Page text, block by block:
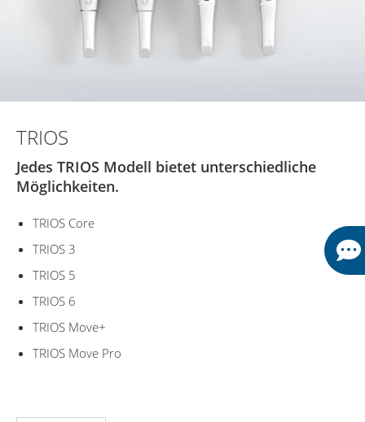
TRIOS
Jedes TRIOS Modell bietet unterschiedliche
Möglichkeiten.
TRIOS Core
TRIOS 3
TRIOS 5
TRIOS 6
TRIOS Move+
TRIOS Move Pro